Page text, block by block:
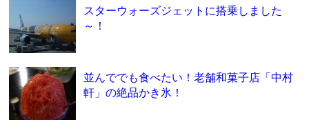
スターウォーズジェットに搭乗しました
～！
並んででも食べたい！老舗和菓子店「中村
軒」の絶品かき氷！